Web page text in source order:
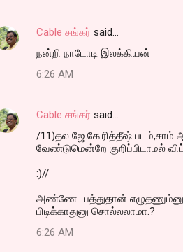
Cable சங்கர் said…
நன்றி நாடோடி இலக்கியன்
6:26 AM
Cable சங்கர் said…
/11)தல ஜே.கே.ரித்தீஷ்
வேண்டுமென்றே குறிப்பிடாமல்
:)//
அண்ணே.. பத்துதான்
பிடிக்காதுனு சொல்லலாமா.?
6:26 AM